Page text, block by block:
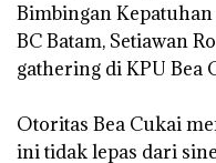
Bimbingan
BC Batam, Setiawan
gathering di KPU Bea
‎Otoritas Bea Cukai
ini tidak lepas dari